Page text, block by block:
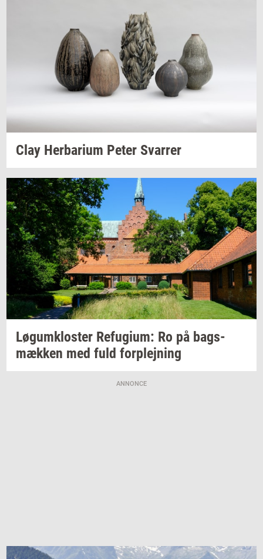
Clay Her­ba­ri­um Peter Svar­rer
Løgum­klo­ster Re­fu­gi­um: Ro på bags­
mæk­ken med fuld for­plej­ning
ANNONCE